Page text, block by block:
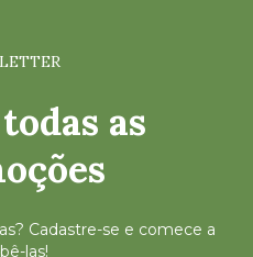
as
Cadastre-se e comece a
las!